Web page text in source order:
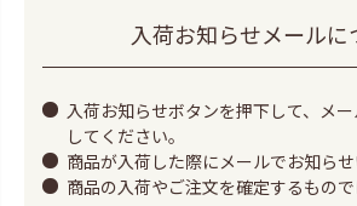
入荷お知らせメールに
入荷お知らせボタンを押下して、メ
してください。
商品が入荷した際にメールでお知らせ
商品の入荷やご注文を確定するもので